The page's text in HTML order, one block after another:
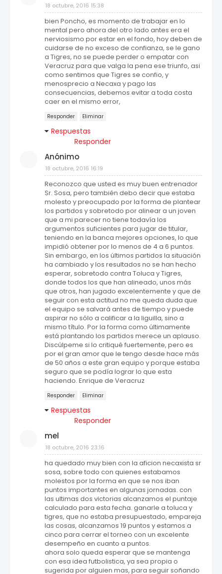
18 octubre, 2016 15:38
bien Poncho, es momento de trabajar en lo
mental pero ahora del otro lado antes era el
nerviosismo por estar en el fondo, hoy deben de
cuidarse de no exceso de confianza, se le gano
a Tigres, no se puede perder o empatar con
Veracruz para que valga la pena ese triunfo, asi
como sentimos que Tigres se confio, y
menosprecio a Necaxa y pago las
consecuencias, debemos evitar a toda costa
caer en el mismo error,
Responder Eliminar
Respuestas
Responder
Anónimo
18 octubre, 2016 16:19
Reconozco que usted es muy buen entrenador
Sr. Sosa, pero también debo decir que estaba
molesto y preocupado por la forma de plantear
los partidos y sobretodo por alinear a un joven
que a mi parecer no tiene todavía los
argumentos suficientes para jugar de titular,
teniendo en la banca mejores opciones, lo que
impidió obtener por lo menos de 4 a 6 puntos.
Sin embargo, en los últimos partidos la situación
ha cambiado y los resultados no se han hecho
esperar, sobretodo contra Toluca y Tigres,
donde todos los que han alineado, unos más
que otros, han jugado excelentemente y que de
seguir con esta actitud no me queda duda que
el equipo se salvará antes de tiempo y puede
aspirar no sólo a calificar a la liguilla, sino a
mismo título. Por la forma como últimamente
está plantando los partidos merece un aplauso.
Discúlpeme si lo critiqué fuertemente, pero es
por el gran amor que le tengo desde hace más
de 50 años a este gran equipo y porque estaba
seguro que se podía lograr lo que esta
haciendo. Enrique de Veracruz
Responder Eliminar
Respuestas
Responder
mel
18 octubre, 2016 23:16
ha quedado muy bien con la aficion necaxista sr
sosa, sobre todo con quienes estabamos
molestos por la forma en que se nos iban
puntos importantes en algunas jornadas. con
las ultimas dos victorias alcanzamos el puntaje
calculado para esta fecha. ganarle a toluca y
tigres, que no estaba presupuestado, empareja
las cosas, alcanzamos 19 puntos y estamos a
cinco para cerrar el torneo con un excelente
desempeño en cuanto a puntos.
ahora solo queda esperar que se mantenga
con esa idea futbolistica, ya sea propia o
sugerida por alguien mas, para seguir soñando